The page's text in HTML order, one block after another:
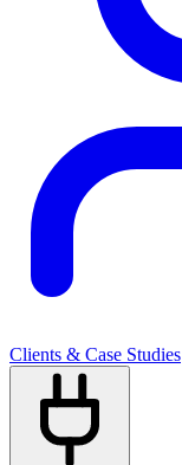
Clients & Case Studies